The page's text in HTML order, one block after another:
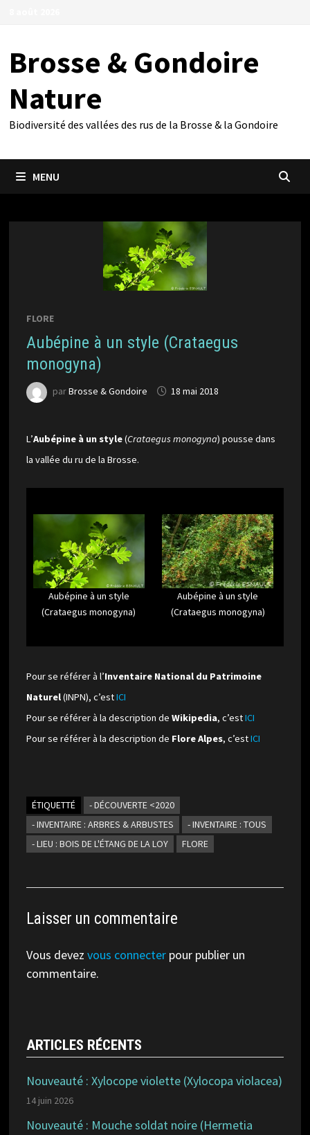
Brosse & Gondoire
Nature
Biodiversité des vallées des rus de la Brosse & la Gondoire
MENU
FLORE
Aubépine à un style (Crataegus
monogyna)
parBrosse & Gondoire 18 mai 2018
L’Aubépine à un style(Crataegus monogyna) pousse dans
la vallée du ru de la Brosse.
Aubépine à un style
(Crataegus monogyna)
Aubépine à un style
(Crataegus monogyna)
Pour se référer à l’Inventaire National du Patrimoine
Naturel(INPN), c’estICI
Pour se référer à la description de Wikipedia, c’estICI
Pour se référer à la description de Flore Alpes, c’estICI
ÉTIQUETTÉ
- DÉCOUVERTE <2020
- INVENTAIRE : ARBRES & ARBUSTES
- INVENTAIRE : TOUS
- LIEU : BOIS DE L'ÉTANG DE LA LOY
FLORE
Laisser un commentaire
Vous devez vous connecterpour publier un
commentaire.
ARTICLES RÉCENTS
Nouveauté : Xylocope violette (Xylocopa violacea)
14 juin 2026
Nouveauté : Mouche soldat noire (Hermetia